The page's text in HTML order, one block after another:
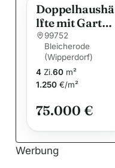
Doppelhaushä
lfte mit Garten
und Garage
99752
Bleicherode
(Wipperdorf)
4 Zi.60 m²
1.250 €/m²
75.000 €
Werbung